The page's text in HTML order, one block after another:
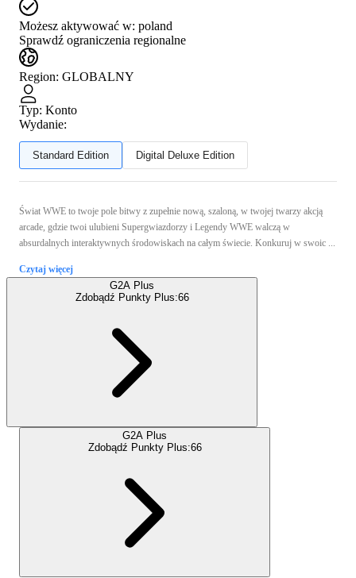
Możesz aktywować w: poland
Sprawdź ograniczenia regionalne
Region: GLOBALNY
Typ: Konto
Wydanie:
Standard Edition Digital Deluxe Edition
Świat WWE to twoje pole bitwy z zupełnie nową, szaloną, w twojej twarzy akcją
arcade, gdzie twoi ulubieni Supergwiazdorzy i Legendy WWE walczą w
absurdalnych interaktywnych środowiskach na całym świecie. Konkuruj w swoic ...
Czytaj więcej
G2A Plus
Zdobądź Punkty Plus:66
G2A Plus
Zdobądź Punkty Plus:66